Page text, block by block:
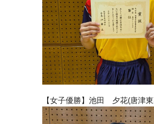
【女子優勝】池田 夕花(唐津